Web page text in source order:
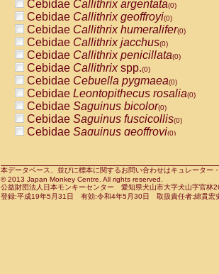
PitheciidaeCallicebus torquatus
PitheciidaeCallicebusspp.(0)
PitheciidaeChiropotes satanas(0)
PitheciidaePithecia monachus
PitheciidaePithecia pithecia(0)
CercopithecidaeCercocebus agilis
CercopithecidaeCercocebus
CercopithecidaeCercocebus
CercopithecidaeCercocebus
CercopithecidaeCercocebus
CercopithecidaeCercocebushybrid
CercopithecidaePapio anubis(0)
CercopithecidaePapio cynocephalus
CercopithecidaePapio hamadryas(0)
Cebidae Callithrix argentata(0)
Cebidae Callithrix geoffroyi(0)
Cebidae Callithrix humeralifer(0)
Cebidae Callithrix jacchus(0)
Cebidae Callithrix penicillata(0)
Cebidae Callithrixspp.(0)
Cebidae Cebuella pygmaea(0)
Cebidae Leontopithecus rosalia(0)
Cebidae Saguinus bicolor(0)
Cebidae Saguinus fuscicollis(0)
Cebidae Saguinus geoffroyi(0)
CebidaeSaguinus leucopus(0)
CebidaeSaguinus midas(0)
Cebidae Saguinus mystax(0)
本データベース、並びに標本に関するお問い合わせはキュレータ
© 2013 Japan Monkey Centre. All rights reserved.
公益財団法人日本モンキーセンター 愛知県犬山市大字犬山字官
登録:平成19年5月31日 有効:令和4年5月30日 取扱責任者:綿貫宏